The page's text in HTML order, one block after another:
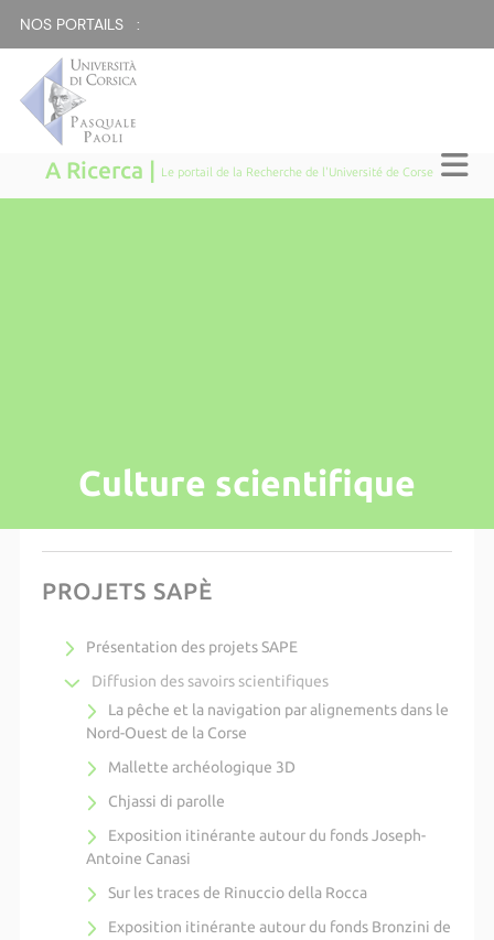
NOS PORTAILS :
A Ricerca | Le portail de la Recherche de l'Université de Corse
Culture scientifique
PROJETS SAPÈ
Présentation des projets SAPE
Diffusion des savoirs scientifiques
La pêche et la navigation par alignements dans le
Nord-Ouest de la Corse
Mallette archéologique 3D
Chjassi di parolle
Exposition itinérante autour du fonds Joseph-
Antoine Canasi
Sur les traces de Rinuccio della Rocca
Exposition itinérante autour du fonds Bronzini de